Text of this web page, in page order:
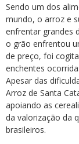
Sendo um dos
mundo, o arroz e
enfrentar grandes
o grão enfrentou
de preço, foi
enchentes
Apesar das
Arroz de Santa
apoiando as
da valorização da
brasileiros.